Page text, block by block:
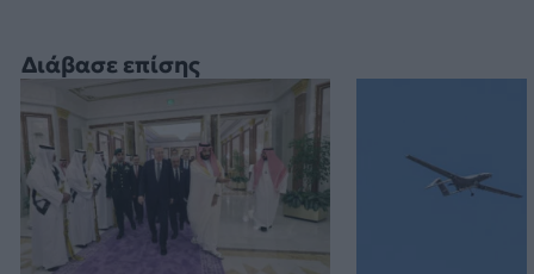
Διάβασε επίσης